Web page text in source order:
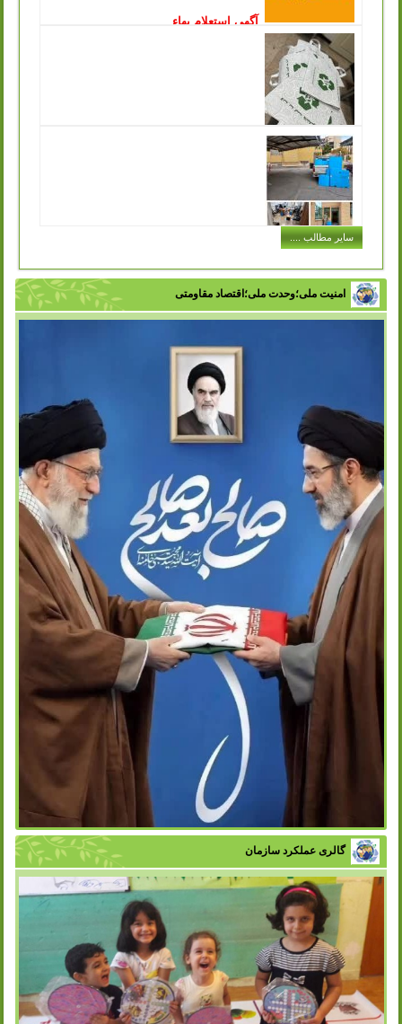
آگهی استعلام بهاء
انتشار: چهارشنبه, 15 آذر 1402
سازمان مدیریت پسماند شهرداری ورامین درنظردارد جهت جمع
آوری و زنده گیری سگ های بلاصاحب سطح شهر نسبت به
انعقاد قرارداد با پیمانکار واجد...
سازمان مدیریت پسماند به جهت تکریم ارباب رجوع
انتشار: شنبه, 11 آذر 1402
یکی از مشکلاتی که در حفظ محیط زیست و اصول بازیافت با
آن مواجه هستیم این است که افراد در هنگام خرید حجم بسیار
زیادی کیسه پلاستیکی...
در ادارات شهر
با تلاش سازمان مدیریت پسماند شهرداری ورامین و با هدف
تفکیک زباله از مبدا، فرهنگ سازی در زمینه مدیریت پسماند و
زباله در بین اقشار مختلف...ادامه مطلب ..
سایر مطالب ....
امنیت ملی؛وحدت ملی؛اقتصاد مقاومتی
گالری عملکرد سازمان